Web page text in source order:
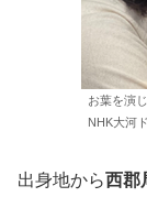
お葉を演
NHK大河
出身地から西郡